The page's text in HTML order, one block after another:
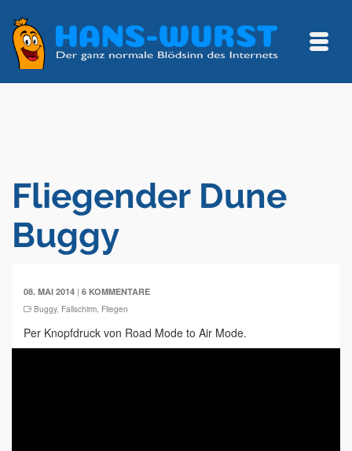
Fliegender Dune
Buggy
08. MAI 2014 | 6 KOMMENTARE
Buggy, Fallschirm, Fliegen
Per Knopfdruck von Road Mode to Air Mode.